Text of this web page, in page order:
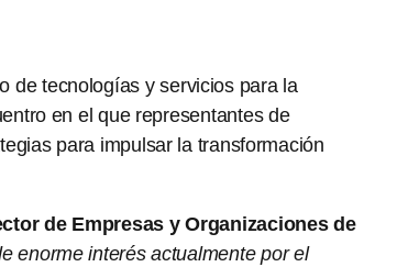
de tecnologías y servicios para la
en el que representantes de
para impulsar la transformación
de Empresas y Organizaciones de
enorme interés actualmente por el